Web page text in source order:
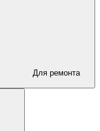
Для ремонта